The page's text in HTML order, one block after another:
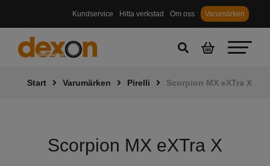
Kundservice Hitta verkstad Om oss Varumärken
Start Varumärken Pirelli Scorpion MX eXTra X
Scorpion MX eXTra X